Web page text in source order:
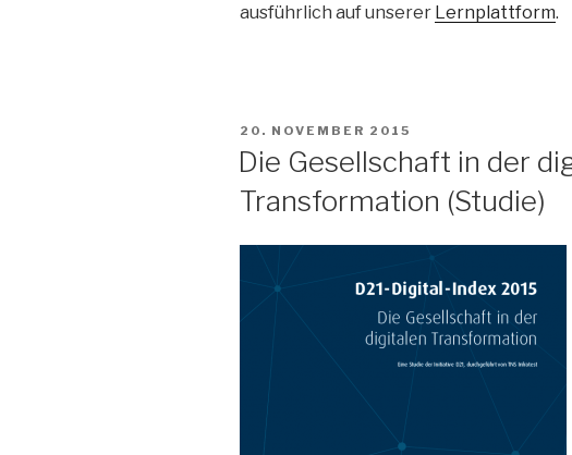
ausführlich auf unserer Lernplattform.
VERÖFFENTLICHT
20. NOVEMBER 2015
Die Gesellschaft in der
Transformation (Studie)